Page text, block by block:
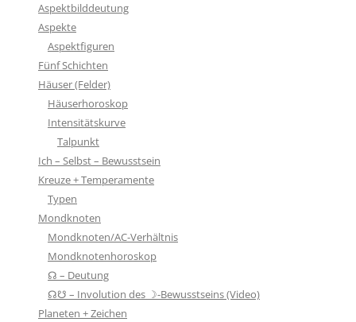
Aspektbilddeutung
Aspekte
Aspektfiguren
Fünf Schichten
Häuser (Felder)
Häuserhoroskop
Intensitätskurve
Talpunkt
Ich – Selbst – Bewusstsein
Kreuze + Temperamente
Typen
Mondknoten
Mondknoten/AC-Verhältnis
Mondknotenhoroskop
☊ – Deutung
☊☋ – Involution des ☽-Bewusstseins (Video)
Planeten + Zeichen